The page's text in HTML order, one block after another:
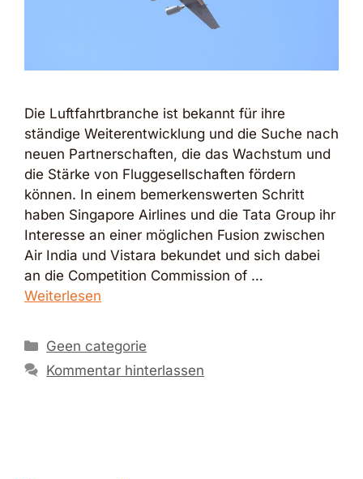
Die Luftfahrtbranche ist bekannt für ihre
ständige Weiterentwicklung und die Suche nach
neuen Partnerschaften, die das Wachstum und
die Stärke von Fluggesellschaften fördern
können. In einem bemerkenswerten Schritt
haben Singapore Airlines und die Tata Group ihr
Interesse an einer möglichen Fusion zwischen
Air India und Vistara bekundet und sich dabei
an die Competition Commission of …
Weiterlesen
Kategorien
Geen categorie
Kommentar hinterlassen